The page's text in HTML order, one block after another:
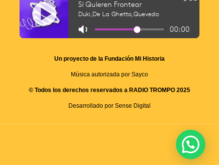
Un proyecto de la Fundación Mi Historia
Música autorizada por Sayco
© Todos los derechos reservados a RADIO TROMPO 2025
Desarrollado por Sense Digital